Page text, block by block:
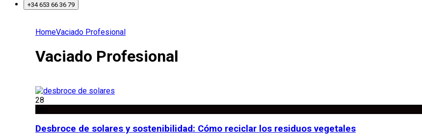
+34 653 66 36 79
HomeVaciado Profesional
Vaciado Profesional
28
Desbroce de solares y sostenibilidad: Cómo reciclar los residuos vegetales